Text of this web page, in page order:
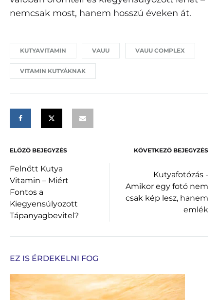
nemcsak most, hanem hosszú éveken át.
KUTYAVITAMIN VAUU VAUU COMPLEX
VITAMIN KUTYÁKNAK
ELŐZŐ BEJEGYZÉS KÖVETKEZŐ BEJEGYZÉS
Felnőtt Kutya
Vitamin – Miért
Fontos a
Kiegyensúlyozott
Tápanyagbevitel?
Kutyafotózás -
Amikor egy fotó nem
csak kép lesz, hanem
emlék
EZ IS ÉRDEKELNI FOG